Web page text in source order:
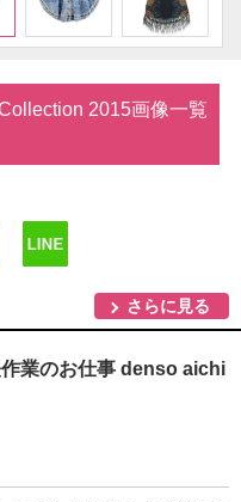
2015画像一覧
さらに見る
業のお仕事 denso aichi